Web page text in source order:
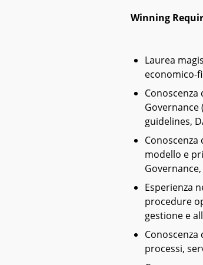
Winning
Laurea
economico-
Governance
guidelines,
modello e
Esperienza
procedure
gestione e
processi,